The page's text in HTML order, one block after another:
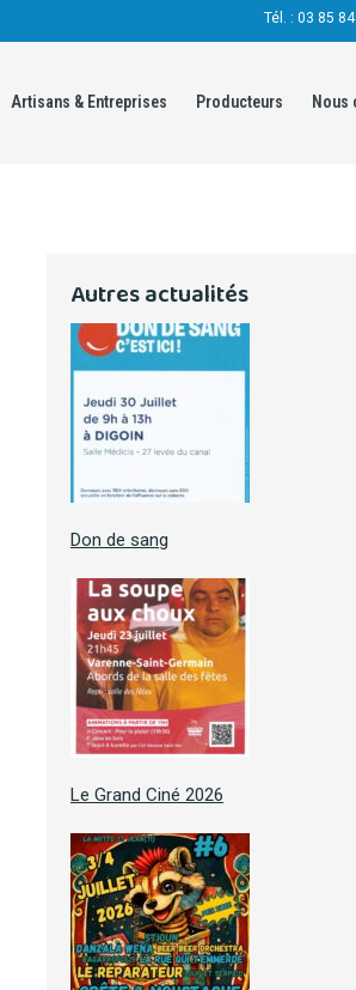
Tél. : 03 85
Artisans & Entreprises Producteurs Nous
Autres actualités
Don de sang
Le Grand Ciné 2026